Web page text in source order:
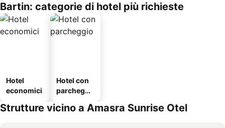
Bartin: categorie di hotel più richieste
Hotel
economici
Hotel con
parcheggi
Strutture vicino a Amasra Sunrise Otel